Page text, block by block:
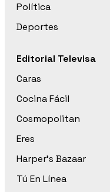
Política
Deportes
Editorial Televisa
Caras
Cocina Fácil
Cosmopolitan
Eres
Harper’s Bazaar
Tú En Línea